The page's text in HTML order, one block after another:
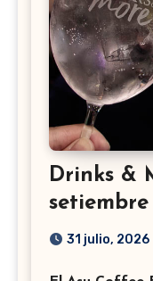
Drinks &
31 julio, 2026